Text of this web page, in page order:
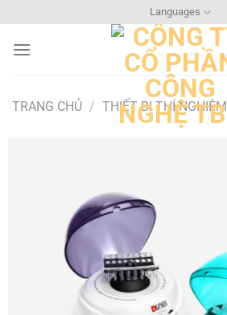
qua
nội
Languages
TRANG CHỦ / THIẾT BỊ THÍ NGHIỆM